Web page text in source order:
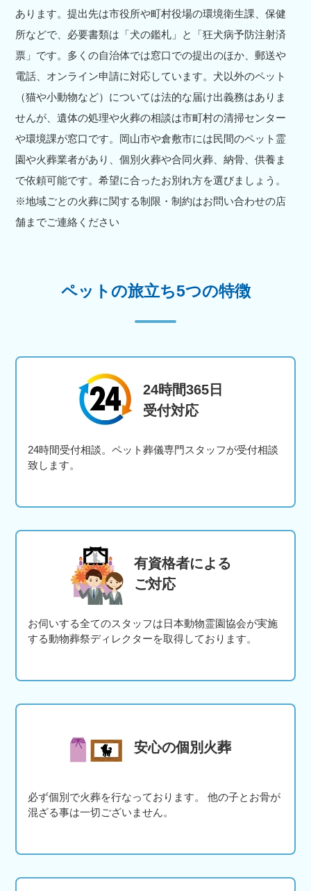
あります。提出先は市役所や町村役場の環境衛生課、保健
所などで、必要書類は「犬の鑑札」と「狂犬病予防注射済
票」です。多くの自治体では窓口での提出のほか、郵送や
電話、オンライン申請に対応しています。犬以外のペット
（猫や小動物など）については法的な届け出義務はありま
せんが、遺体の処理や火葬の相談は市町村の清掃センター
や環境課が窓口です。岡山市や倉敷市には民間のペット霊
園や火葬業者があり、個別火葬や合同火葬、納骨、供養ま
で依頼可能です。希望に合ったお別れ方を選びましょう。
※地域ごとの火葬に関する制限・制約はお問い合わせの店
舗までご連絡ください
ペットの旅立ち5つの特徴
24時間365日
受付対応
24時間受付相談。ペット葬儀専門スタッフが受付相談
致します。
有資格者による
ご対応
お伺いする全てのスタッフは日本動物霊園協会が実施
する動物葬祭ディレクターを取得しております。
安心の個別火葬
必ず個別で火葬を行なっております。 他の子とお骨が
混ざる事は一切ございません。